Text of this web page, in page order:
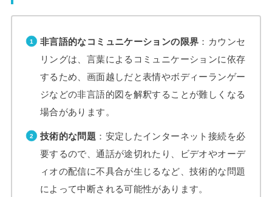
非言語的なコミュニケーションの限界 ：カウンセ
リングは、言葉によるコミュニケーションに依存
するため、画面越しだと表情やボディーランゲー
ジなどの非言語的図を解釈することが難しくなる
場合があります。
技術的な問題 ：安定したインターネット接続を必
要するので、通話が途切れたり、ビデオやオーデ
ィオの配信に不具合が生じるなど、技術的な問題
によって中断される可能性があります。